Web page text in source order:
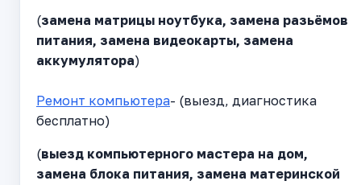
(замена матрицы ноутбука, замена разьёмов
питания, замена видеокарты, замена
аккумулятора)
Ремонт компьютера- (выезд, диагностика
бесплатно)
(выезд компьютерного мастера на дом,
замена блока питания, замена материнской